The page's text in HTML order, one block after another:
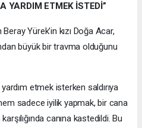
YARDIM ETMEK İSTEDİ”
Yürek’in kızı Doğa Acar,
büyük bir travma olduğunu
etmek isterken saldırıya
sadece iyilik yapmak, bir cana
canına kastedildi. Bu